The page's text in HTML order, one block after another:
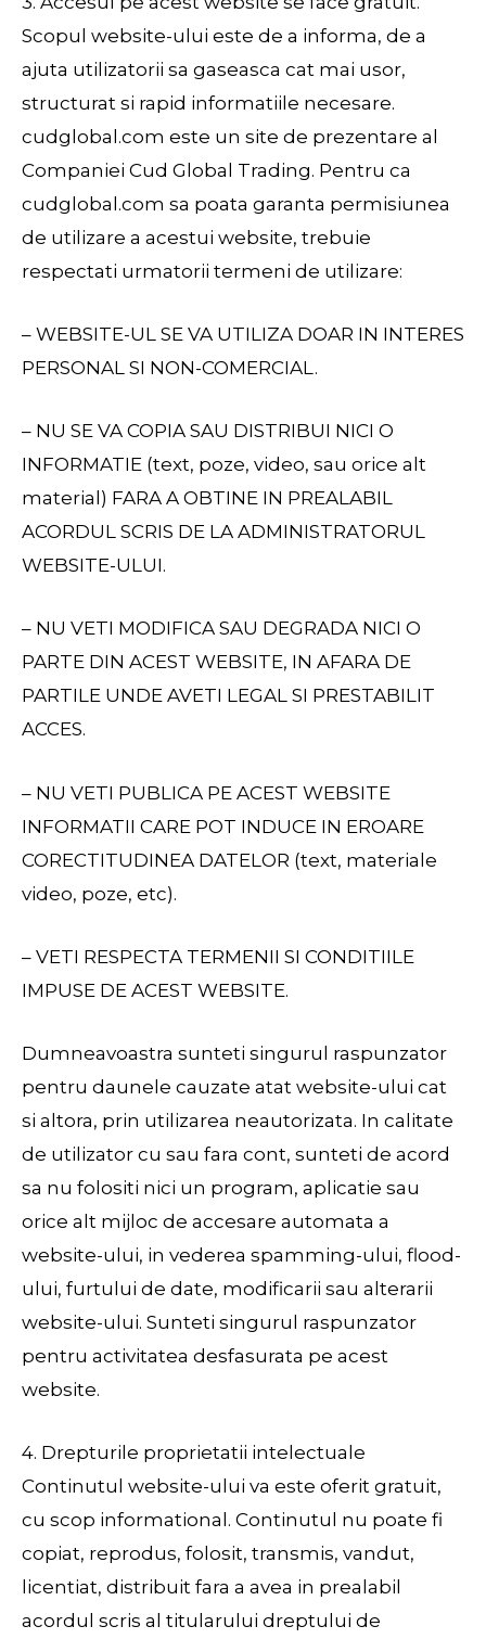
Scopul website-ului este de a informa, de a
ajuta utilizatorii sa gaseasca cat mai usor,
structurat si rapid informatiile necesare.
cudglobal.com este un site de prezentare al
Companiei Cud Global Trading. Pentru ca
cudglobal.com sa poata garanta permisiunea
de utilizare a acestui website, trebuie
respectati urmatorii termeni de utilizare:
– WEBSITE-UL SE VA UTILIZA DOAR IN INTERES
PERSONAL SI NON-COMERCIAL.
– NU SE VA COPIA SAU DISTRIBUI NICI O
INFORMATIE (text, poze, video, sau orice alt
material) FARA A OBTINE IN PREALABIL
ACORDUL SCRIS DE LA ADMINISTRATORUL
WEBSITE-ULUI.
– NU VETI MODIFICA SAU DEGRADA NICI O
PARTE DIN ACEST WEBSITE, IN AFARA DE
PARTILE UNDE AVETI LEGAL SI PRESTABILIT
ACCES.
– NU VETI PUBLICA PE ACEST WEBSITE
INFORMATII CARE POT INDUCE IN EROARE
CORECTITUDINEA DATELOR (text, materiale
video, poze, etc).
– VETI RESPECTA TERMENII SI CONDITIILE
IMPUSE DE ACEST WEBSITE.
Dumneavoastra sunteti singurul raspunzator
pentru daunele cauzate atat website-ului cat
si altora, prin utilizarea neautorizata. In calitate
de utilizator cu sau fara cont, sunteti de acord
sa nu folositi nici un program, aplicatie sau
orice alt mijloc de accesare automata a
website-ului, in vederea spamming-ului, flood-
ului, furtului de date, modificarii sau alterarii
website-ului. Sunteti singurul raspunzator
pentru activitatea desfasurata pe acest
website.
4. Drepturile proprietatii intelectuale
Continutul website-ului va este oferit gratuit,
cu scop informational. Continutul nu poate fi
copiat, reprodus, folosit, transmis, vandut,
licentiat, distribuit fara a avea in prealabil
acordul scris al titularului dreptului de